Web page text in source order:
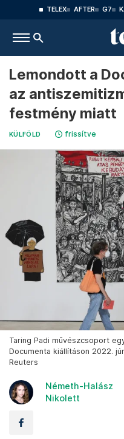
TELEX AFTER G7
Lemondott a
az
festmény miatt
KÜLFÖLD frissítve
Taring Padi művészcsoport
Documenta kiállításon 2022.
Reuters
Németh-Halász
Nikolett